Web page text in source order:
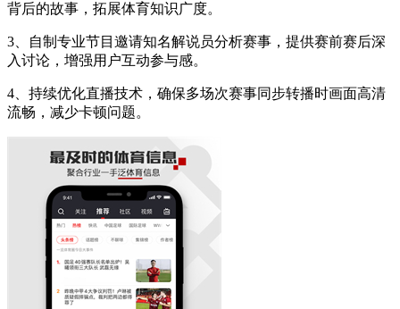
背后的故事，拓展体育知识广度。
3、自制专业节目邀请知名解说员分析赛事，提供赛前赛后深
入讨论，增强用户互动参与感。
4、持续优化直播技术，确保多场次赛事同步转播时画面高清
流畅，减少卡顿问题。